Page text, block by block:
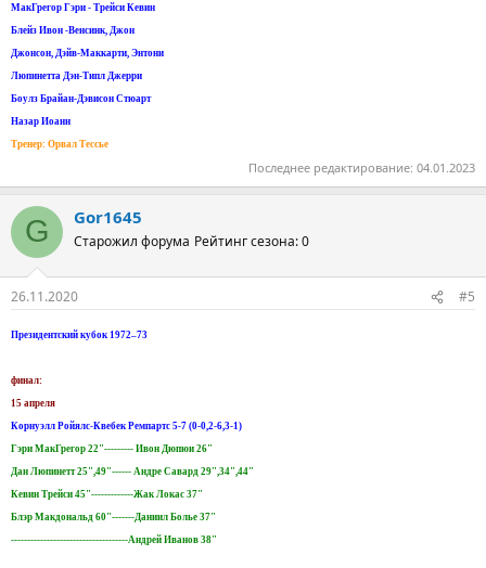
МакГрегор Гэри - Трейси Кевин
Блейз Ивон -Венсинк, Джон
Джонсон, Дэйв-Маккарти, Энтони
Люпинетта Дэн-Типл Джерри
Боулз Брайан-Дэвисон Стюарт
Назар Иоанн
Тренер: Орвал Тессье
Последнее редактирование: 04.01.2023
G Gor1645
Старожил форума Рейтинг сезона: 0
26.11.2020 #5
Президентский кубок 1972–73
финал:
15 апреля
Корнуэлл Ройялс-Квебек Ремпартс 5-7 (0-0,2-6,3-1)
Гэри МакГрегор 22"--------- Ивон Дюпюи 26"
Дан Люпинетт 25",49"------ Андре Савард 29",34",44"
Кевин Трейси 45"-------------Жак Локас 37"
Блэр Макдональд 60"-------Даниил Болье 37"
------------------------------------Андрей Иванов 38"